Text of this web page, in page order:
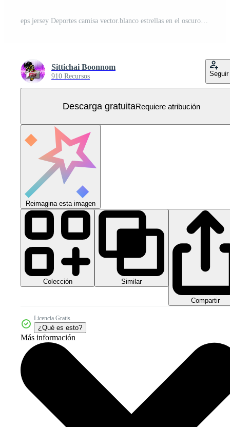
eps jersey Deportes camisa vector.blanco estrellas en el oscuro noche modelo diseño, ilustración, textil antecedentes para baloncesto camisa Deportes camiseta, baloncesto jersey camisa Vector Gratis
Sittichai Boonnom
910 Recursos Seguir
Descarga gratuitaRequiere atribución
Reimagina esta imagen
Colección Similar
Compartir
Licencia Gratis
¿Qué es esto?
Más información